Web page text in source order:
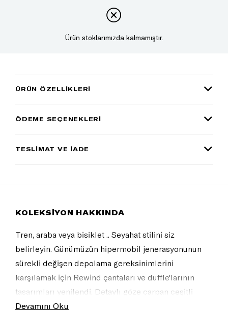
Ürün stoklarımızda kalmamıştır.
ÜRÜN ÖZELLIKLERI
ÖDEME SEÇENEKLERI
TESLİMAT VE İADE
KOLEKSİYON HAKKINDA
Tren, araba veya bisiklet .. Seyahat stilini siz
belirleyin. Günümüzün hipermobil jenerasyonunun
sürekli değişen depolama gereksinimlerini
karşılamak için Rewind çantaları ve duffle'larının
tasarımları yenilendi. Detaylı göze çarpan çeşitli
renkleri, geniş bir işlevsel özellik yelpazesine sahip
Devamını Oku